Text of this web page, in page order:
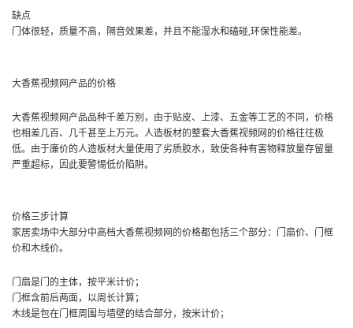
缺点
门体很轻，质量不高，隔音效果差，并且不能湿水和磕碰,环保性能差。
大香蕉视频网产品的价格
大香蕉视频网产品品种千差万别，由于贴皮、上漆、五金等工艺的不同，价格
也相差几百、几千甚至上万元。人造板材的整套大香蕉视频网的价格往往极
低。由于廉价的人造板材大量使用了劣质胶水，致使各种有害物释放量存留量
严重超标，因此要警惕低价陷阱。
价格三步计算
家居卖场中大部分中高档大香蕉视频网的价格都包括三个部分：门扇价、门框
价和木线价。
门扇是门的主体，按平米计价；
门框含前后两面，以周长计算；
木线是包在门框周围与墙壁的结合部分，按米计价；